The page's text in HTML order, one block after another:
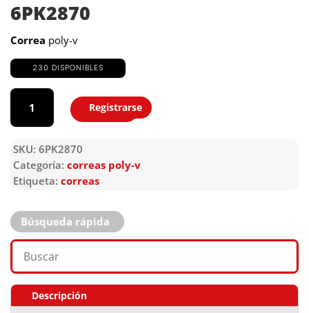
6PK2870
Correa poly-v
230 DISPONIBLES
6PK2870
cantidad
Agregar
Registrarse
SKU: 6PK2870
Categoría: correas poly-v
Etiqueta: correas
Búsqueda rápida
Descripción